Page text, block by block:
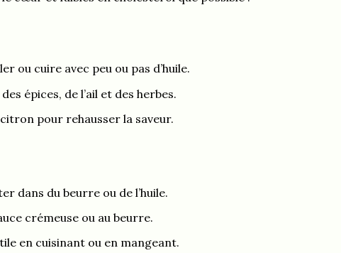
ou cuire avec peu ou pas d’huile.
épices, de l’ail et des herbes.
pour rehausser la saveur.
dans du beurre ou de l’huile.
crémeuse ou au beurre.
en cuisinant ou en mangeant.